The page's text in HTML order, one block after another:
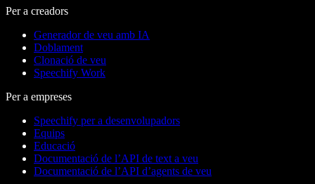
Per a creadors
Generador de veu amb IA
Doblament
Clonació de veu
Speechify Work
Per a empreses
Speechify per a desenvolupadors
Equips
Educació
Documentació de l’API de text a veu
Documentació de l’API d’agents de veu